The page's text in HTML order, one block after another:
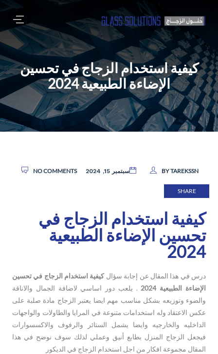
كيفية استخدام الزجاج في تحسين
الإضاءة الطبيعية 2024
BY TAREKSSN سبتمبر 15, 2024 NO COMMENTS
SHARE
كيفية استخدام الزجاج في
تحسين الإضاءة الطبيعية
2024
درس في هذا المقال عن إجابة سؤالكيفية استخدام الزجاج في تحسين
الإضاءة الطبيعية 2024
. يلعب دور اساسي لاضافة الجمال والاناقة
والضوء وتوزيعه بشكل مناسب مهم ايضا يعتبر الزجاج مادة صلبة على
عكس الاعتقاد وله استخدامات متنوعة في المرايا والطاولات والواجهات
الداخليه والخارجيه وايضا يشمل الستائر والرفوف والاكسسوارات
فيجعل الزجاج المنزل بطابع أنيق وعملي لذلك سوف نوضح في هذا
المقال مجموعة افكار من اجل استخدام الزجاج في الديكور